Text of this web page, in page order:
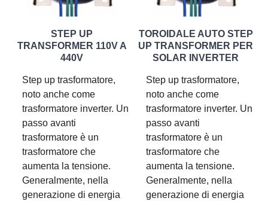
STEP UP
TRANSFORMER 110V A
440V
Step up trasformatore,
noto anche come
trasformatore inverter. Un
passo avanti
trasformatore è un
trasformatore che
aumenta la tensione.
Generalmente, nella
generazione di energia
TOROIDALE AUTO STEP
UP TRANSFORMER PER
SOLAR INVERTER
Step up trasformatore,
noto anche come
trasformatore inverter. Un
passo avanti
trasformatore è un
trasformatore che
aumenta la tensione.
Generalmente, nella
generazione di energia